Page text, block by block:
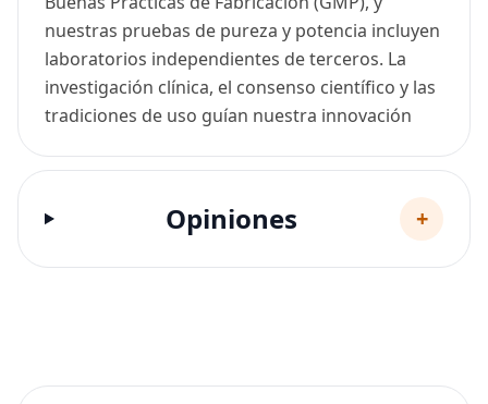
nuestras pruebas de pureza y potencia incluyen
laboratorios independientes de terceros. La
investigación clínica, el consenso científico y las
tradiciones de uso guían nuestra innovación
Opiniones +